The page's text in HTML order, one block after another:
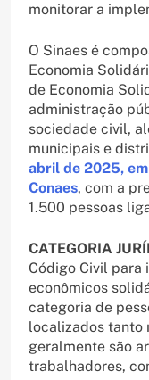
monitorar a
O Sinaes é
Economia
de Economia
administração
sociedade civil,
municipais e
abril de 2025,
Conaes, com a
1.500 pessoas
CATEGORIA
Código Civil para
econômicos
categoria de
localizados tanto
geralmente são
trabalhadores,